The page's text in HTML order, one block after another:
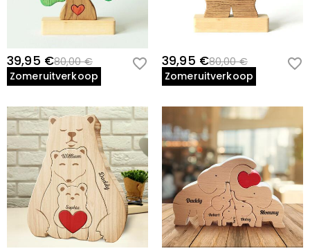
39,95 €80,00 €
Zomeruitverkoop
39,95 €80,00 €
Zomeruitverkoop